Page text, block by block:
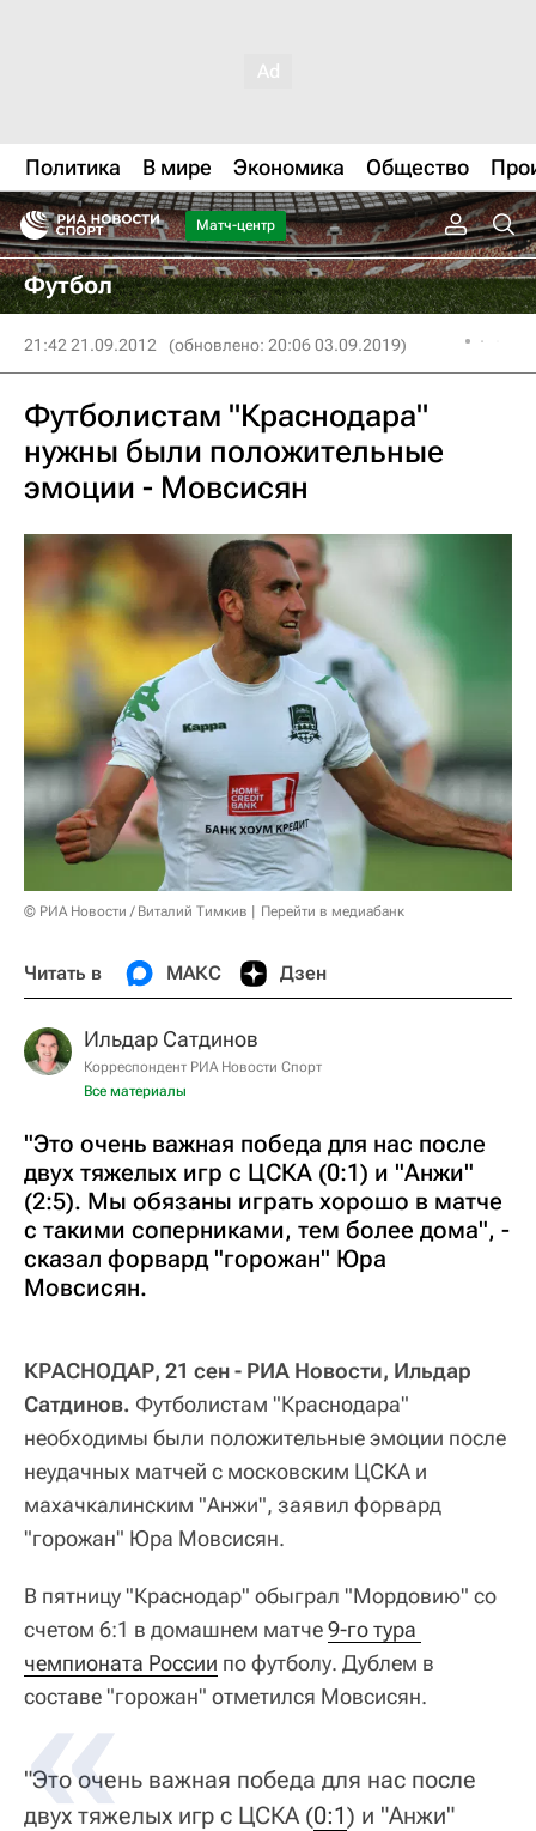
Политика В мире Экономика Общество
Матч-центр
Футбол
21:42 21.09.2012 (обновлено: 20:06 03.09.2019)
Футболистам "Краснодара"
нужны были положительные
эмоции - Мовсисян
© РИА Новости / Виталий Тимкив Перейти в медиабанк
Читать в МАКС Дзен
Ильдар Сатдинов
Корреспондент РИА Новости Спорт
Все материалы
"Это очень важная победа для нас после
двух тяжелых игр с ЦСКА (0:1) и "Анжи"
(2:5). Мы обязаны играть хорошо в матче
с такими соперниками, тем более дома", -
сказал форвард "горожан" Юра
Мовсисян.
КРАСНОДАР, 21 сен - РИА Новости, Ильдар
Сатдинов. Футболистам "Краснодара"
необходимы были положительные эмоции после
неудачных матчей с московским ЦСКА и
махачкалинским "Анжи", заявил форвард
"горожан" Юра Мовсисян.
В пятницу "Краснодар" обыграл "Мордовию" со
счетом 6:1 в домашнем матче9-го тура
чемпионата России по футболу. Дублем в
составе "горожан" отметился Мовсисян.
"Это очень важная победа для нас после
двух тяжелых игр с ЦСКА (0:1) и "Анжи"